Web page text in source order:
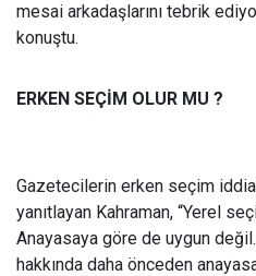
mesai arkadaşlarını tebrik
konuştu.
ERKEN SEÇİM OLUR MU ?
Gazetecilerin erken seçim
yanıtlayan Kahraman, “Yerel
Anayasaya göre de uygun
hakkında daha önceden